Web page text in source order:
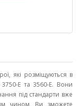
які розміщуються в
3750-E та 3560-E. Вони
під стандарти вже
чином, Ви зможете